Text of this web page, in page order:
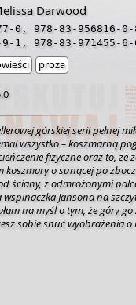
Darwood
0, 978-83-956816-0-
9-1 , 978-83-971455-6-
proza
górskiej serii pełnej miłości.
wszystko – koszmarną
fizyczne oraz to, że
koszmary o sunącej po
ściany, z odmrożonymi
Jansona na
na myśl o tym, że góry
sobie snuć wyobrażenia